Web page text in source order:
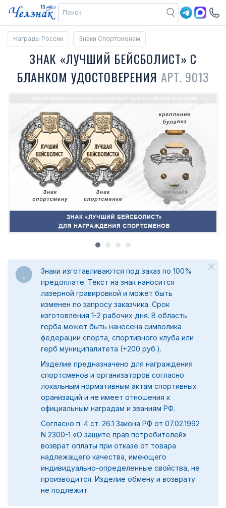
Награды России Знаки Спортсменам
ЗНАК «ЛУЧШИЙ БЕЙСБОЛИСТ» С
БЛАНКОМ УДОСТОВЕРЕНИЯ АРТ. 9013
Знаки изготавливаются под заказ по 100%
предоплате. Текст на знак наносится
лазерной гравировкой и может быть
изменен по запросу заказчика. Срок
изготовления 1-2 рабочих дня. В область
герба может быть нанесена символика
федерации спорта, спортивного клуба или
герб муниципалитета (+200 руб.).
Изделие предназначено для награждения
спортсменов и организаторов согласно
локальным нормативным актам спортивных
оранизаций и не имеет отношения к
официальным наградам и званиям РФ.
Согласно п. 4 ст. 26.1 Закона РФ от 07.02.1992
N 2300-1 «О защите прав потребителей»
возврат оплаты при отказе от товара
надлежащего качества, имеющего
индивидуально-определенные свойства, не
производится. Изделие обмену и возврату
не подлежит.